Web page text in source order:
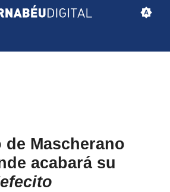
de Mascherano
acabará su